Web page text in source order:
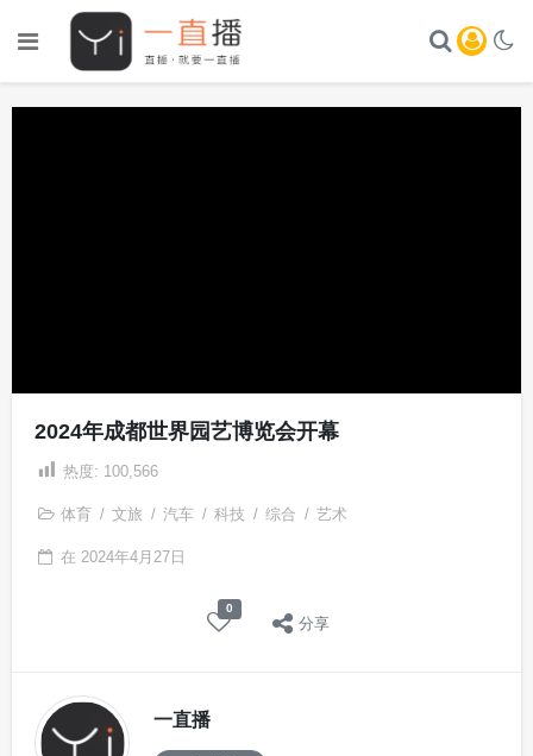
2024年成都世界园艺博览会开幕
热度: 100,566
体育 / 文旅 / 汽车 / 科技 / 综合 / 艺术
在 2024年4月27日
0
分享
一直播